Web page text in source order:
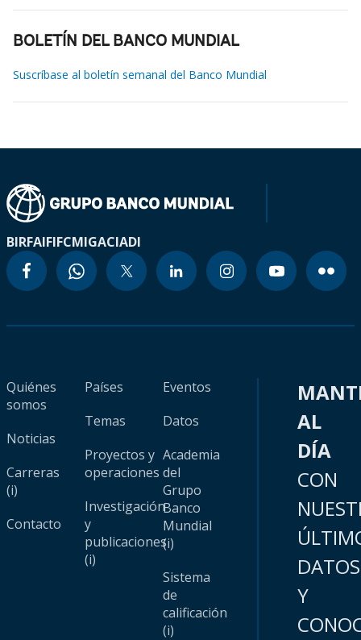
BOLETÍN DEL BANCO MUNDIAL
Suscríbase al boletín semanal del Banco Mundial
BIRFAIFIFCMIGACIADI
Quiénes
somos
Noticias
Carreras
(i)
Contacto
Países
Temas
Proyectos y
operaciones
Investigación
y
publicaciones
(i)
Eventos
Datos
Academia
del
Grupo
Banco
Mundial
(i)
Sistema
de
calificación
(i)
AL
DÍA
CON
DATOS
Y